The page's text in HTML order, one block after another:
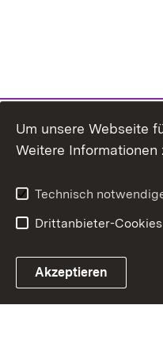
Um unsere Webseite
Weitere
Technisch
Drittanbieter-
Akzeptieren